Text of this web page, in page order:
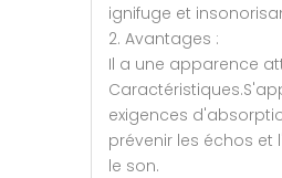
ignifuge et
2. Avantages :
Il a une apparence
exigences
prévenir les échos
le son.